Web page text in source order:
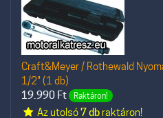
Craft&Meyer / Rothewald
1/2" (1 db)
19.990 Ft Raktáron!
Az utolsó7 dbraktáron!